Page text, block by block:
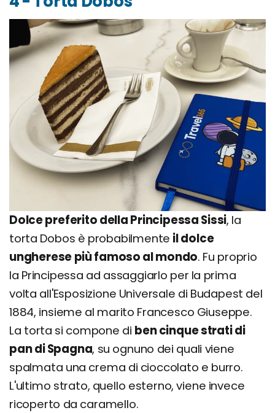
Dolce preferito della Principessa Sissi, la
torta Dobos è probabilmente il dolce
ungherese più famoso al mondo. Fu proprio
la Principessa ad assaggiarlo per la prima
volta all'Esposizione Universale di Budapest del
1884, insieme al marito Francesco Giuseppe.
La torta si compone di ben cinque strati di
pan di Spagna, su ognuno dei quali viene
spalmata una crema di cioccolato e burro.
L'ultimo strato, quello esterno, viene invece
ricoperto da caramello.